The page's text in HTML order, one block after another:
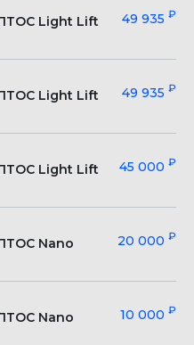
Light Lift
49 935 ₽
Light Lift
49 935 ₽
Light Lift
45 000 ₽
Nano
20 000 ₽
Nano
10 000 ₽
НЕОБХОДИМА